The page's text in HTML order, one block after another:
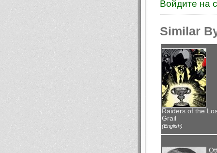
Войдите на
Similar
Raiders of the
Grail
(English)